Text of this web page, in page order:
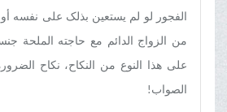
الفجور لو لم یستعین بذلک علی نفسه
من الزواج الدائم مع حاجته الملحة
علی هذا النوع من النکاح، نکاح
الصواب!